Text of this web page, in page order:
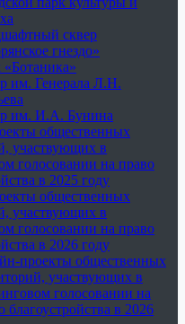
сквер
гнездо»
им. Генерала Л.Н.
им. И.А. Бунина
общественных
участвующих в
голосовании на право
в 2025 году
общественных
участвующих в
голосовании на право
в 2026 году
проекты общественных
участвующих в
голосовании на
благоустройства в 2026